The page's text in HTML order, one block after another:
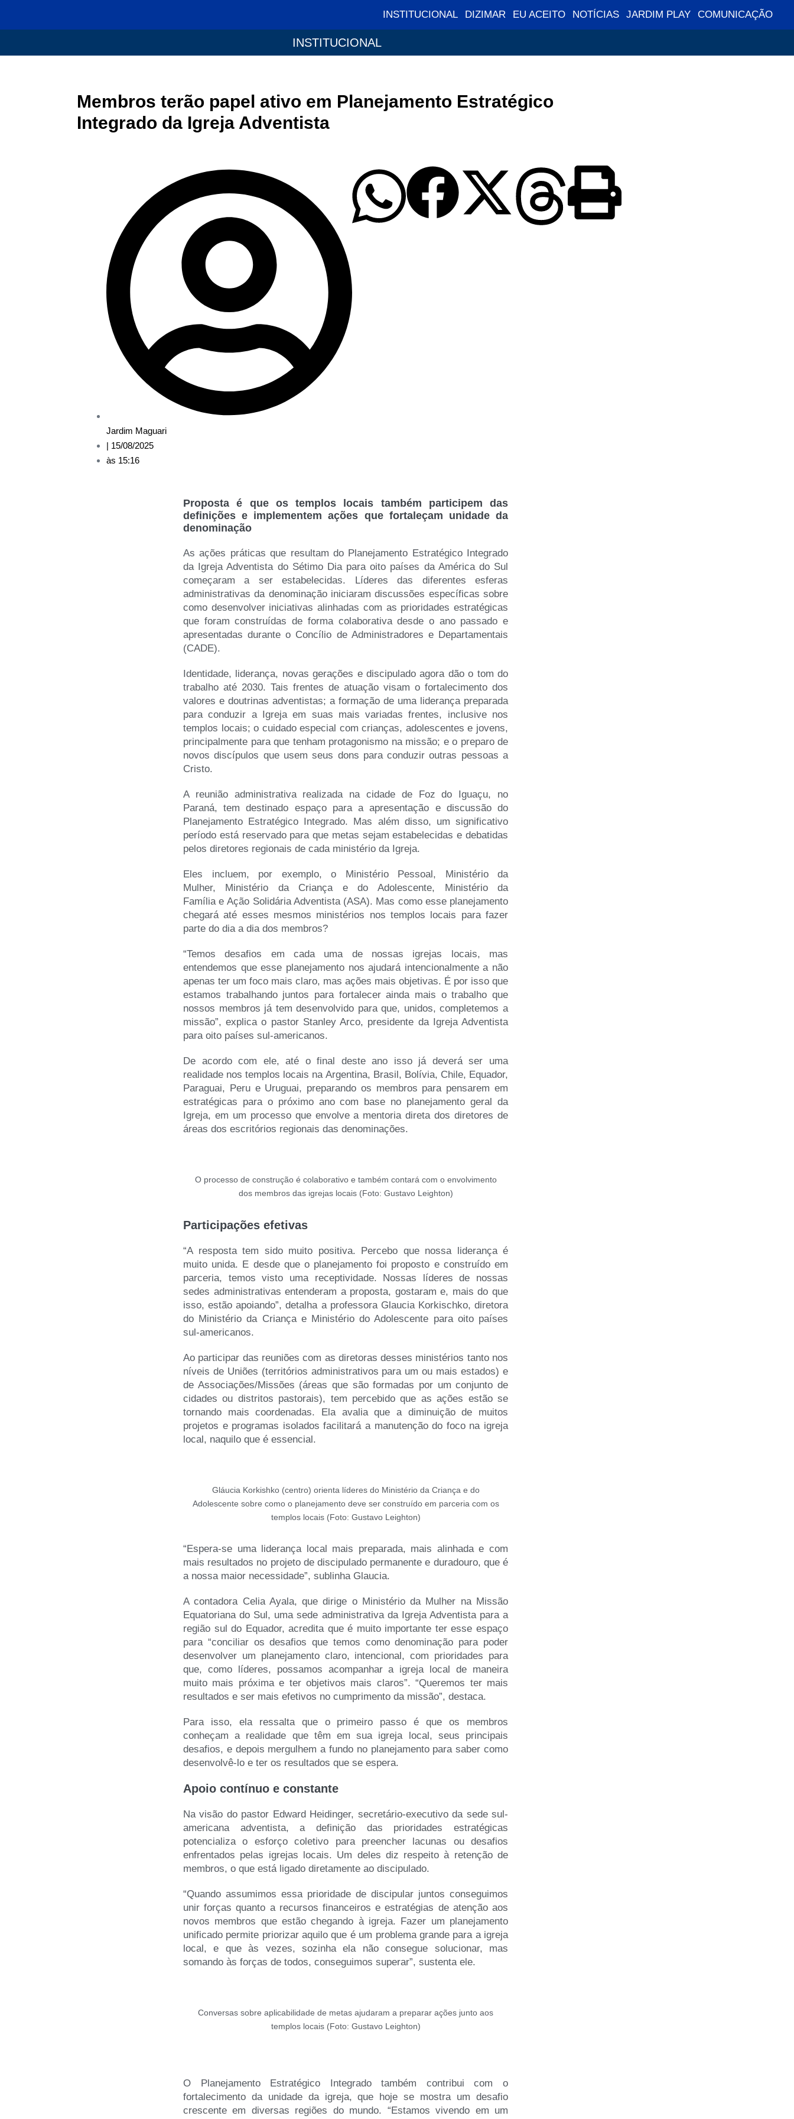
INSTITUCIONAL DIZIMAR EU ACEITO NOTÍCIAS JARDIM PLAY COMUNICAÇÃO
INSTITUCIONAL
Membros terão papel ativo em Planejamento Estratégico
Integrado da Igreja Adventista
Jardim Maguari
15/08/2025
às 15:16
Proposta é que os templos locais também participem das
definições e implementem ações que fortaleçam unidade da
denominação
As ações práticas que resultam do Planejamento Estratégico Integrado
da Igreja Adventista do Sétimo Dia para oito países da América do Sul
começaram a ser estabelecidas. Líderes das diferentes esferas
administrativas da denominação iniciaram discussões específicas sobre
como desenvolver iniciativas alinhadas com as prioridades estratégicas
que foram construídas de forma colaborativa desde o ano passado e
apresentadas durante o Concílio de Administradores e Departamentais
(CADE).
Identidade, liderança, novas gerações e discipulado agora dão o tom do
trabalho até 2030. Tais frentes de atuação visam o fortalecimento dos
valores e doutrinas adventistas; a formação de uma liderança preparada
para conduzir a Igreja em suas mais variadas frentes, inclusive nos
templos locais; o cuidado especial com crianças, adolescentes e jovens,
principalmente para que tenham protagonismo na missão; e o preparo de
novos discípulos que usem seus dons para conduzir outras pessoas a
Cristo.
A reunião administrativa realizada na cidade de Foz do Iguaçu, no
Paraná, tem destinado espaço para a apresentação e discussão do
Planejamento Estratégico Integrado. Mas além disso, um significativo
período está reservado para que metas sejam estabelecidas e debatidas
pelos diretores regionais de cada ministério da Igreja.
Eles incluem, por exemplo, o Ministério Pessoal, Ministério da
Mulher, Ministério da Criança e do Adolescente, Ministério da
Família e Ação Solidária Adventista (ASA). Mas como esse planejamento
chegará até esses mesmos ministérios nos templos locais para fazer
parte do dia a dia dos membros?
“Temos desafios em cada uma de nossas igrejas locais, mas
entendemos que esse planejamento nos ajudará intencionalmente a não
apenas ter um foco mais claro, mas ações mais objetivas. É por isso que
estamos trabalhando juntos para fortalecer ainda mais o trabalho que
nossos membros já tem desenvolvido para que, unidos, completemos a
missão”, explica o pastor Stanley Arco, presidente da Igreja Adventista
para oito países sul-americanos.
De acordo com ele, até o final deste ano isso já deverá ser uma
realidade nos templos locais na Argentina, Brasil, Bolívia, Chile, Equador,
Paraguai, Peru e Uruguai, preparando os membros para pensarem em
estratégicas para o próximo ano com base no planejamento geral da
Igreja, em um processo que envolve a mentoria direta dos diretores de
áreas dos escritórios regionais das denominações.
O processo de construção é colaborativo e também contará com o envolvimento
dos membros das igrejas locais (Foto: Gustavo Leighton)
Participações efetivas
“A resposta tem sido muito positiva. Percebo que nossa liderança é
muito unida. E desde que o planejamento foi proposto e construído em
parceria, temos visto uma receptividade. Nossas líderes de nossas
sedes administrativas entenderam a proposta, gostaram e, mais do que
isso, estão apoiando”, detalha a professora Glaucia Korkischko, diretora
do Ministério da Criança e Ministério do Adolescente para oito países
sul-americanos.
Ao participar das reuniões com as diretoras desses ministérios tanto nos
níveis de Uniões (territórios administrativos para um ou mais estados) e
de Associações/Missões (áreas que são formadas por um conjunto de
cidades ou distritos pastorais), tem percebido que as ações estão se
tornando mais coordenadas. Ela avalia que a diminuição de muitos
projetos e programas isolados facilitará a manutenção do foco na igreja
local, naquilo que é essencial.
Gláucia Korkishko (centro) orienta líderes do Ministério da Criança e do
Adolescente sobre como o planejamento deve ser construído em parceria com os
templos locais (Foto: Gustavo Leighton)
“Espera-se uma liderança local mais preparada, mais alinhada e com
mais resultados no projeto de discipulado permanente e duradouro, que é
a nossa maior necessidade”, sublinha Glaucia.
A contadora Celia Ayala, que dirige o Ministério da Mulher na Missão
Equatoriana do Sul, uma sede administrativa da Igreja Adventista para a
região sul do Equador, acredita que é muito importante ter esse espaço
para “conciliar os desafios que temos como denominação para poder
desenvolver um planejamento claro, intencional, com prioridades para
que, como líderes, possamos acompanhar a igreja local de maneira
muito mais próxima e ter objetivos mais claros”. “Queremos ter mais
resultados e ser mais efetivos no cumprimento da missão”, destaca.
Para isso, ela ressalta que o primeiro passo é que os membros
conheçam a realidade que têm em sua igreja local, seus principais
desafios, e depois mergulhem a fundo no planejamento para saber como
desenvolvê-lo e ter os resultados que se espera.
Apoio contínuo e constante
Na visão do pastor Edward Heidinger, secretário-executivo da sede sul-
americana adventista, a definição das prioridades estratégicas
potencializa o esforço coletivo para preencher lacunas ou desafios
enfrentados pelas igrejas locais. Um deles diz respeito à retenção de
membros, o que está ligado diretamente ao discipulado.
“Quando assumimos essa prioridade de discipular juntos conseguimos
unir forças quanto a recursos financeiros e estratégias de atenção aos
novos membros que estão chegando à igreja. Fazer um planejamento
unificado permite priorizar aquilo que é um problema grande para a igreja
local, e que às vezes, sozinha ela não consegue solucionar, mas
somando às forças de todos, conseguimos superar”, sustenta ele.
Conversas sobre aplicabilidade de metas ajudaram a preparar ações junto aos
templos locais (Foto: Gustavo Leighton)
O Planejamento Estratégico Integrado também contribui com o
fortalecimento da unidade da igreja, que hoje se mostra um desafio
crescente em diversas regiões do mundo. “Estamos vivendo em um